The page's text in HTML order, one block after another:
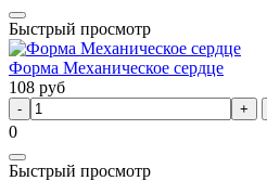
Быстрый просмотр
Форма Механическое сердце
108 руб
0
Быстрый просмотр